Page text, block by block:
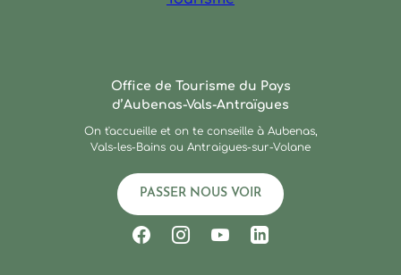
Office de Tourisme du Pays
d’Aubenas-Vals-Antraïgues
On t'accueille et on te conseille à Aubenas,
Vals-les-Bains ou Antraigues-sur-Volane
PASSER NOUS VOIR
Suivez-nous sur Facebook
Suivez-nous sur Instagram
Suivez-nous sur
Suivez-nous sur